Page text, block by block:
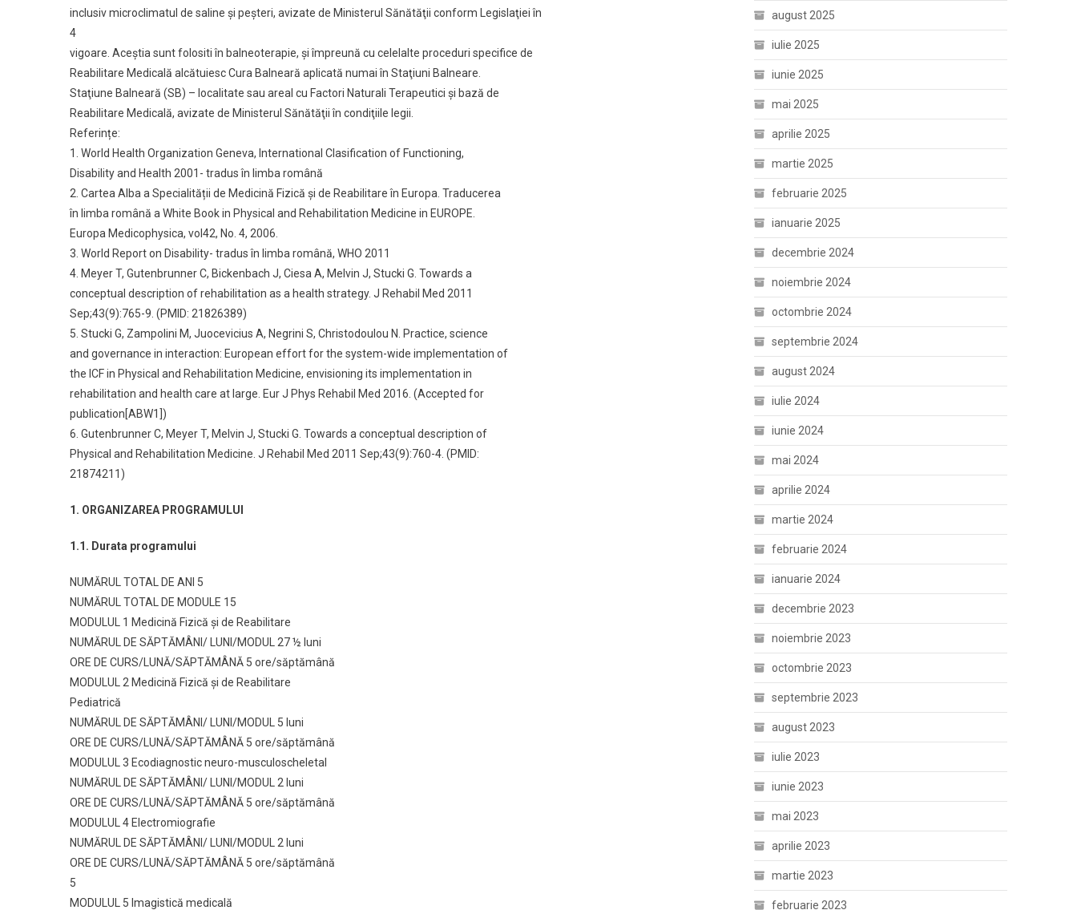
inclusiv microclimatul de saline şi peşteri, avizate de Ministerul Sănătăţii conform Legislaţiei în
4
vigoare. Aceştia sunt folositi în balneoterapie, şi împreună cu celelalte proceduri specifice de
Reabilitare Medicală alcătuiesc Cura Balneară aplicată numai în Staţiuni Balneare.
Staţiune Balneară (SB) – localitate sau areal cu Factori Naturali Terapeutici şi bază de
Reabilitare Medicală, avizate de Ministerul Sănătăţii în condiţiile legii.
Referințe:
1. World Health Organization Geneva, International Clasification of Functioning,
Disability and Health 2001- tradus în limba română
2. Cartea Alba a Specialității de Medicină Fizică și de Reabilitare în Europa. Traducerea
în limba română a White Book in Physical and Rehabilitation Medicine in EUROPE.
Europa Medicophysica, vol42, No. 4, 2006.
3. World Report on Disability- tradus în limba română, WHO 2011
4. Meyer T, Gutenbrunner C, Bickenbach J, Ciesa A, Melvin J, Stucki G. Towards a
conceptual description of rehabilitation as a health strategy. J Rehabil Med 2011
Sep;43(9):765-9. (PMID: 21826389)
5. Stucki G, Zampolini M, Juocevicius A, Negrini S, Christodoulou N. Practice, science
and governance in interaction: European effort for the system-wide implementation of
the ICF in Physical and Rehabilitation Medicine, envisioning its implementation in
rehabilitation and health care at large. Eur J Phys Rehabil Med 2016. (Accepted for
publication[ABW1])
6. Gutenbrunner C, Meyer T, Melvin J, Stucki G. Towards a conceptual description of
Physical and Rehabilitation Medicine. J Rehabil Med 2011 Sep;43(9):760-4. (PMID:
21874211)
1. ORGANIZAREA PROGRAMULUI
1.1. Durata programului
NUMĂRUL TOTAL DE ANI 5
NUMĂRUL TOTAL DE MODULE 15
MODULUL 1 Medicină Fizică și de Reabilitare
NUMĂRUL DE SĂPTĂMÂNI/ LUNI/MODUL 27 ½ luni
ORE DE CURS/LUNĂ/SĂPTĂMÂNĂ 5 ore/săptămână
MODULUL 2 Medicină Fizică și de Reabilitare
Pediatrică
NUMĂRUL DE SĂPTĂMÂNI/ LUNI/MODUL 5 luni
ORE DE CURS/LUNĂ/SĂPTĂMÂNĂ 5 ore/săptămână
MODULUL 3 Ecodiagnostic neuro-musculoscheletal
NUMĂRUL DE SĂPTĂMÂNI/ LUNI/MODUL 2 luni
ORE DE CURS/LUNĂ/SĂPTĂMÂNĂ 5 ore/săptămână
MODULUL 4 Electromiografie
NUMĂRUL DE SĂPTĂMÂNI/ LUNI/MODUL 2 luni
ORE DE CURS/LUNĂ/SĂPTĂMÂNĂ 5 ore/săptămână
5
MODULUL 5 Imagistică medicală
august 2025
iulie 2025
iunie 2025
mai 2025
aprilie 2025
martie 2025
februarie 2025
ianuarie 2025
decembrie 2024
noiembrie 2024
octombrie 2024
septembrie 2024
august 2024
iulie 2024
iunie 2024
mai 2024
aprilie 2024
martie 2024
februarie 2024
ianuarie 2024
decembrie 2023
noiembrie 2023
octombrie 2023
septembrie 2023
august 2023
iulie 2023
iunie 2023
mai 2023
aprilie 2023
martie 2023
februarie 2023